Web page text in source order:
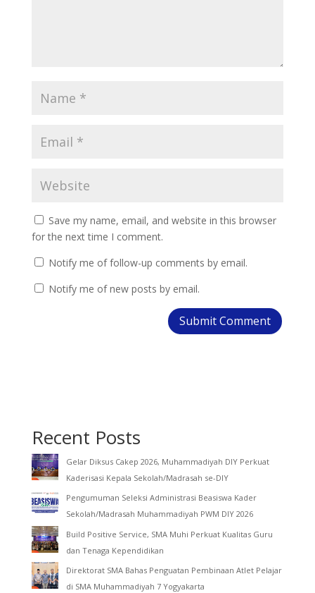
Save my name, email, and website in this browser
for the next time I comment.
Notify me of follow-up comments by email.
Notify me of new posts by email.
Recent Posts
Gelar Diksus Cakep 2026, Muhammadiyah DIY Perkuat
Kaderisasi Kepala Sekolah/Madrasah se-DIY
Pengumuman Seleksi Administrasi Beasiswa Kader
Sekolah/Madrasah Muhammadiyah PWM DIY 2026
Build Positive Service, SMA Muhi Perkuat Kualitas Guru
dan Tenaga Kependidikan
Direktorat SMA Bahas Penguatan Pembinaan Atlet Pelajar
di SMA Muhammadiyah 7 Yogyakarta